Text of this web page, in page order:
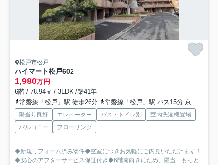
松戸市松戸
ハイマート松戸602
1,980万円
6階 / 78.94㎡ / 3LDK /築41年
常磐線「松戸」駅 徒歩26分
常磐線「松戸」駅 バス15分 京成バス千葉ウエスト「フィオリの丘」 停歩4分
陽当り良好 エレベーター バス・トイレ別
室内洗濯機置場
バルコニー
フローリング
◆新規リフォーム済み物件◆空室につきお気軽にご内見いただけます！
◆安心のアフターサービス保証付き◆6階南向きにため、陽当... もっと